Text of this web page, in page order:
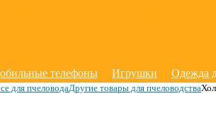
телефоны Игрушки Одежда
для пчеловодаДругие товары для пчеловодства